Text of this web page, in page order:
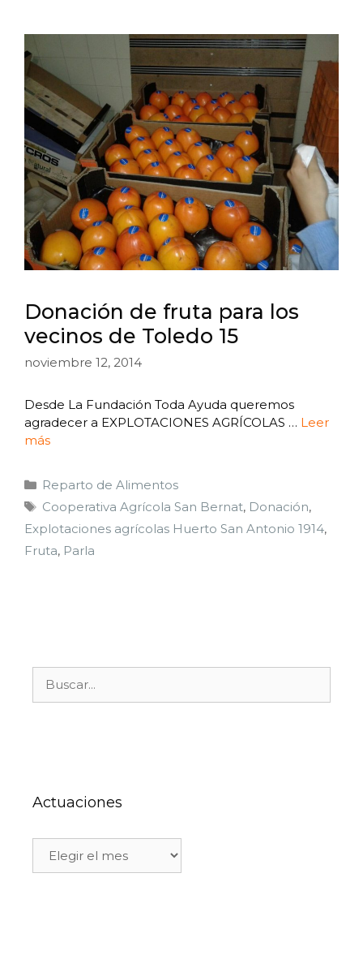
Donación de fruta para los
vecinos de Toledo 15
noviembre 12, 2014
Desde La Fundación Toda Ayuda queremos
agradecer a EXPLOTACIONES AGRÍCOLAS … Leer
más
Reparto de Alimentos
Cooperativa Agrícola San Bernat, Donación,
Explotaciones agrícolas Huerto San Antonio 1914,
Fruta, Parla
Actuaciones